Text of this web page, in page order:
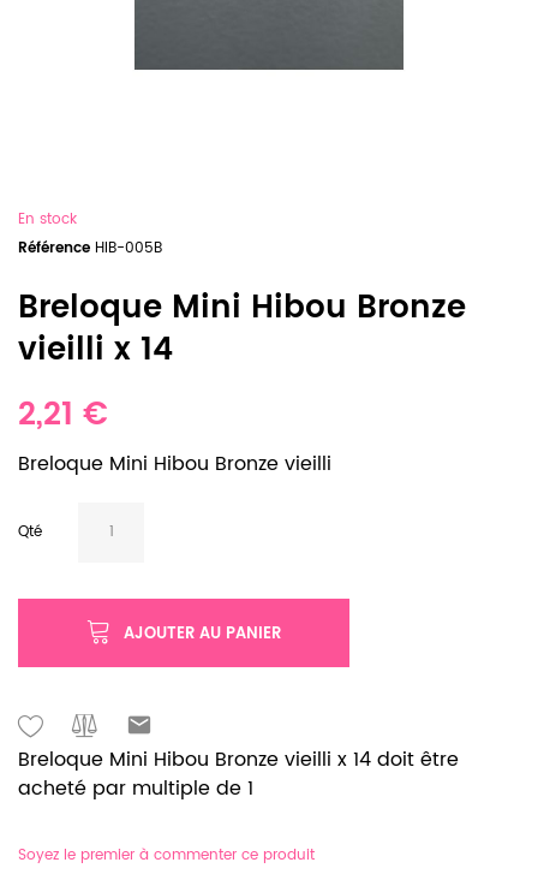
En stock
Référence HIB-005B
Breloque Mini Hibou Bronze
vieilli x 14
2,21 €
Breloque Mini Hibou Bronze vieilli
Qté
AJOUTER AU PANIER
Breloque Mini Hibou Bronze vieilli x 14 doit être
acheté par multiple de 1
Soyez le premier à commenter ce produit